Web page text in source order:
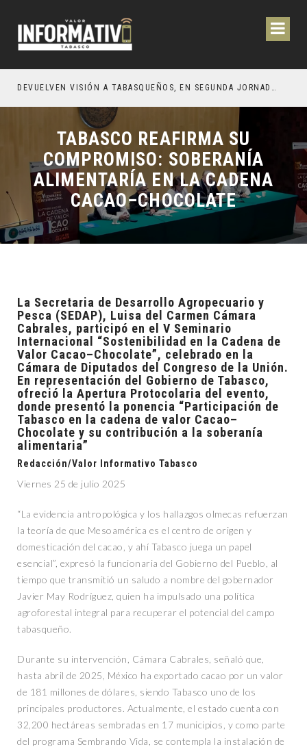
DEVUELVEN VISIÓN A TABASQUEÑOS, EN SEGUNDA JORNADA DE CIRUGÍA DE CATARATAS 2026
TABASCO REAFIRMA SU
COMPROMISO: SOBERANÍA
ALIMENTARÍA EN LA CADENA
CACAO–CHOCOLATE
La Secretaria de Desarrollo Agropecuario y
Pesca (SEDAP), Luisa del Carmen Cámara
Cabrales, participó en el V Seminario
Internacional “Sostenibilidad en la Cadena de
Valor Cacao–Chocolate”, celebrado en la
Cámara de Diputados del Congreso de la Unión.
En representación del Gobierno de Tabasco,
ofreció la Apertura Protocolaria del evento,
donde presentó la ponencia “Participación de
Tabasco en la cadena de valor Cacao–
Chocolate y su contribución a la soberanía
alimentaria”
Redacción/Valor Informativo Tabasco
Viernes 25 de julio 2025
“La evidencia antropológica y los hallazgos olmecas refuerzan
la teoría de que Mesoamérica es el centro de origen y
domesticación del cacao, y ahí Tabasco juega un papel
esencial”, expresó la funcionaria del Gobierno del Pueblo, al
tiempo que transmitió un saludo a nombre del gobernador
Javier May Rodríguez, quien ha impulsado una política
agroforestal integral para recuperar el potencial del campo
tabasqueño.
Durante su intervención, Cámara Cabrales, señaló que,
hasta abril de 2025, México ha exportado cacao por un valor
de 181 millones de dólares, siendo Tabasco uno de los
principales productores. Actualmente, el estado cuenta con
32,200 hectáreas sembradas en 17 municipios, y como parte
del programa Sembrando Vida, se contempla la instalación de